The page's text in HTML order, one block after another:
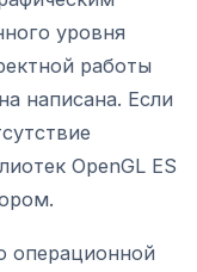
уровня
работы
написана. Если
OpenGL ES
операционной